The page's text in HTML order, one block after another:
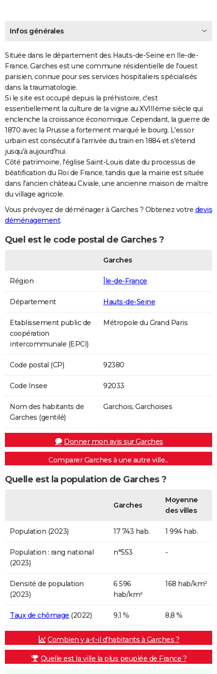
Infos générales
Située dans le département des Hauts-de-Seine en Ile-de-
France, Garches est une commune résidentielle de l'ouest
parisien, connue pour ses services hospitaliers spécialisés
dans la traumatologie.
Si le site est occupé depuis la préhistoire, c'est
essentiellement la culture de la vigne au XVIIIème siècle qui
enclenche la croissance économique. Cependant, la guerre de
1870 avec la Prusse a fortement marqué le bourg. L'essor
urbain est consécutif à l'arrivée du train en 1884 et s'étend
jusqu'à aujourd'hui.
Côté patrimoine, l'église Saint-Louis date du processus de
béatification du Roi de France, tandis que la mairie est située
dans l'ancien château Civiale, une ancienne maison de maître
du village agricole.
Vous prévoyez de déménager à Garches ? Obtenez votre devis
déménagement.
Quel est le code postal de Garches ?
Garches
Région Île-de-France
Département Hauts-de-Seine
Etablissement public de
coopération
intercommunale (EPCI)
Métropole du Grand Paris
Code postal (CP) 92380
Code Insee 92033
Nom des habitants de
Garches (gentilé)
Garchois, Garchoises
Donner mon avis sur Garches
Comparer Garches à une autre ville...
Quelle est la population de Garches ?
Garches
Moyenne
des villes
Population (2023) 17 743 hab. 1 994 hab.
Population : rang national
(2023)
n°553 -
Densité de population
(2023)
6 596
hab/km²
168 hab/km²
Taux de chômage (2022) 9,1 % 8,8 %
Combien y a-t-il d'habitants à Garches ?
Quelle est la ville la plus peuplée de France ?